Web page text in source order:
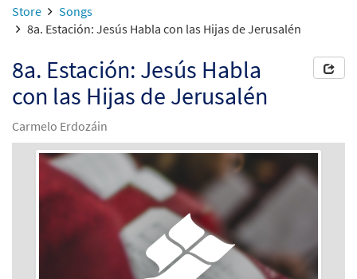
Store
Songs
8a. Estación: Jesús Habla con las Hijas de Jerusalén
8a. Estación: Jesús Habla
con las Hijas de Jerusalén
Carmelo Erdozáin